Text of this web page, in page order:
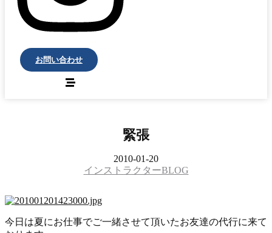
お問い合わせ
緊張
2010-01-20
インストラクターBLOG
今日は夏にお仕事でご一緒させて頂いたお友達の代行に来て